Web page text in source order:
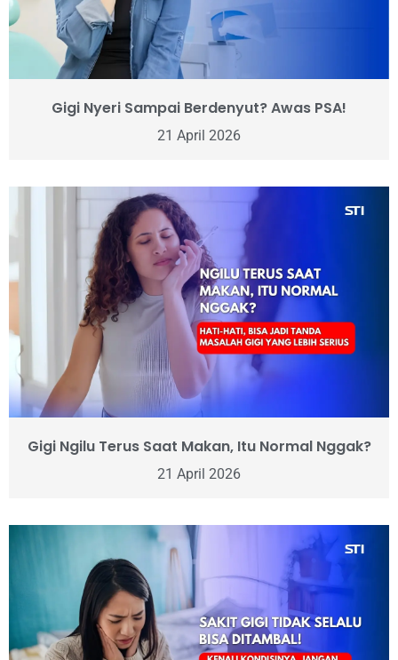
Gigi Nyeri Sampai Berdenyut? Awas PSA!
21 April 2026
Gigi Ngilu Terus Saat Makan, Itu Normal Nggak?
21 April 2026